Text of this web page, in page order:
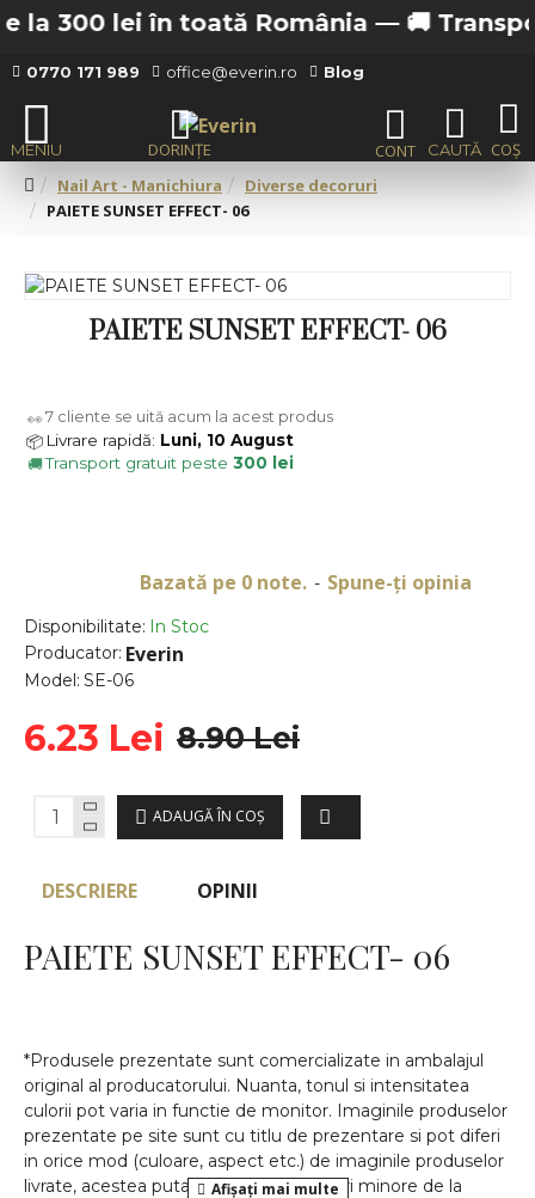
300 lei în toată România — 🚚
0770 171 989 office@everin.ro Blog
Nail Art - Manichiura
Diverse decoruri
PAIETE SUNSET EFFECT- 06
PAIETE SUNSET EFFECT- 06
Disponibilitate: In Stoc
Producator: Everin
Model: SE-06
Bazată pe 0 note. - Spune-ţi opinia
6.23 Lei 8.90 Lei
ADAUGĂ ÎN COŞ
👀 7 cliente se uită acum la acest produs
📦 Livrare rapidă: Luni, 10 August
🚚Transport gratuit peste 300 lei
DESCRIERE OPINII
PAIETE SUNSET EFFECT- 06
*Produsele prezentate sunt comercializate in ambalajul
original al producatorului. Nuanta, tonul si intensitatea
culorii pot varia in functie de monitor. Imaginile produselor
prezentate pe site sunt cu titlu de prezentare si pot diferi
in orice mod (culoare, aspect etc.) de imaginile produselor
livrate, acestea putand prezenta abateri minore de la